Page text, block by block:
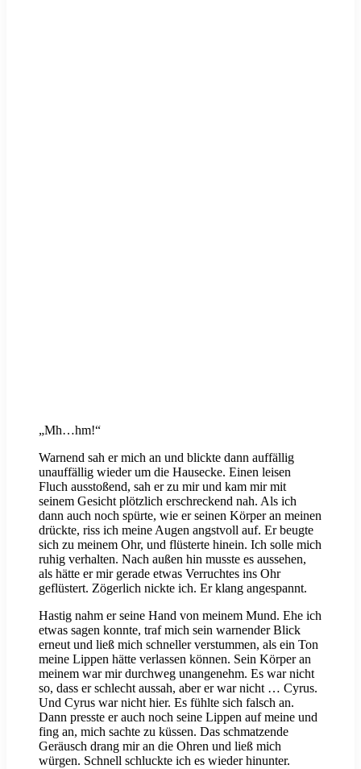
„Mh…hm!“
Warnend sah er mich an und blickte dann auffällig
unauffällig wieder um die Hausecke. Einen leisen
Fluch ausstoßend, sah er zu mir und kam mir mit
seinem Gesicht plötzlich erschreckend nah. Als ich
dann auch noch spürte, wie er seinen Körper an meinen
drückte, riss ich meine Augen angstvoll auf. Er beugte
sich zu meinem Ohr, und flüsterte hinein. Ich solle mich
ruhig verhalten. Nach außen hin musste es aussehen,
als hätte er mir gerade etwas Verruchtes ins Ohr
geflüstert. Zögerlich nickte ich. Er klang angespannt.
Hastig nahm er seine Hand von meinem Mund. Ehe ich
etwas sagen konnte, traf mich sein warnender Blick
erneut und ließ mich schneller verstummen, als ein Ton
meine Lippen hätte verlassen können. Sein Körper an
meinem war mir durchweg unangenehm. Es war nicht
so, dass er schlecht aussah, aber er war nicht … Cyrus.
Und Cyrus war nicht hier. Es fühlte sich falsch an.
Dann presste er auch noch seine Lippen auf meine und
fing an, mich sachte zu küssen. Das schmatzende
Geräusch drang mir an die Ohren und ließ mich
würgen. Schnell schluckte ich es wieder hinunter.